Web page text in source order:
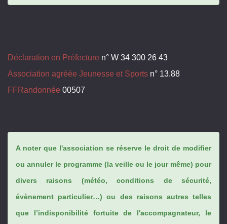
Déclaration en Préfecture n° W 34 300 26 43
Association agréée Jeunesse et Sports n° 13.88
FFRandonnée 00507
A noter que l'association se réserve le droit de modifier
ou annuler le programme (la veille ou le jour même) pour
divers raisons (météo, conditions de sécurité,
évènement particulier…) ou des raisons autres telles
que l’indisponibilité fortuite de l'accompagnateur, le